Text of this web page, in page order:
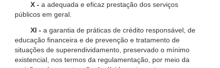
X - a adequada e eficaz prestação dos serviços
públicos em geral.
XI - a garantia de práticas de crédito responsável, de
educação financeira e de prevenção e tratamento de
situações de superendividamento, preservado o mínimo
existencial, nos termos da regulamentação, por meio da